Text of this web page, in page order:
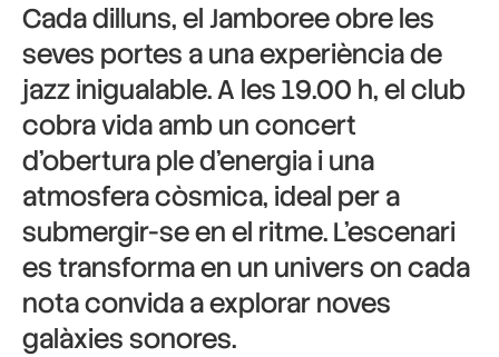
Cada dilluns, el Jamboree obre les
seves portes a una experiència de
jazz inigualable. A les 19.00 h, el club
cobra vida amb un concert
d’obertura ple d’energia i una
atmosfera còsmica, ideal per a
submergir-se en el ritme. L’escenari
es transforma en un univers on cada
nota convida a explorar noves
galàxies sonores.